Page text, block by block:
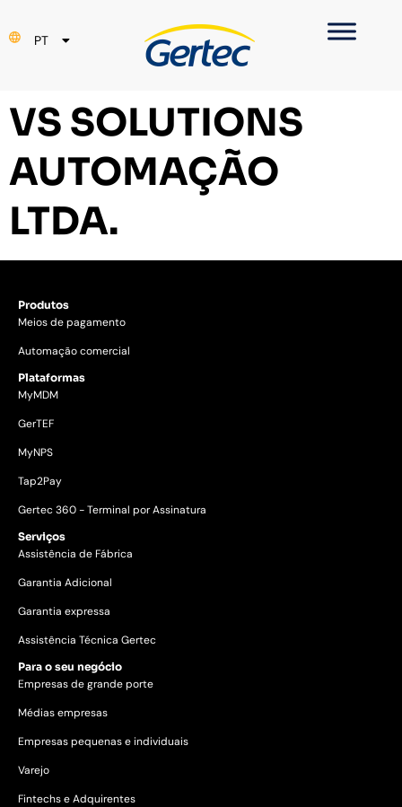
PT
ES
VS SOLUTIONS
AUTOMAÇÃO
LTDA.
Produtos
Meios de pagamento
Automação comercial
Plataformas
MyMDM
GerTEF
MyNPS
Tap2Pay
Gertec 360 - Terminal por Assinatura
Serviços
Assistência de Fábrica
Garantia Adicional
Garantia expressa
Assistência Técnica Gertec
Para o seu negócio
Empresas de grande porte
Médias empresas
Empresas pequenas e individuais
Varejo
Fintechs e Adquirentes